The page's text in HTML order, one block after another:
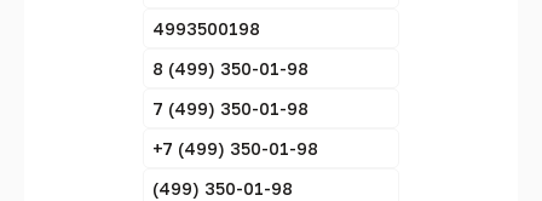
4993500198
8 (499) 350-01-98
7 (499) 350-01-98
+7 (499) 350-01-98
(499) 350-01-98